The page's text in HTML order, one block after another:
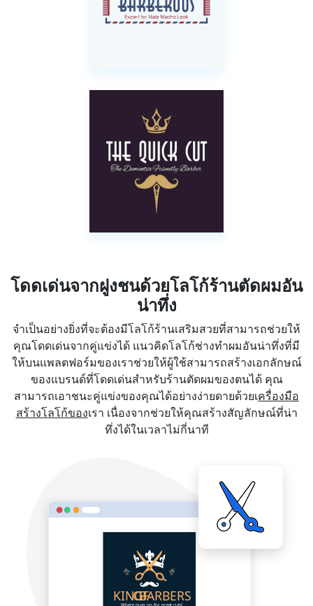
โดดเด่นจากฝูงชนด้วยโลโก้ร้านตัดผมอัน
น่าทึ่ง
จำเป็นอย่างยิ่งที่จะต้องมีโลโก้ร้านเสริมสวยที่สามารถช่วยให้
คุณโดดเด่นจากคู่แข่งได้ แนวคิดโลโก้ช่างทำผมอันน่าทึ่งที่มี
ให้บนแพลตฟอร์มของเราช่วยให้ผู้ใช้สามารถสร้างเอกลักษณ์
ของแบรนด์ที่โดดเด่นสำหรับร้านตัดผมของตนได้ คุณ
สามารถเอาชนะคู่แข่งของคุณได้อย่างง่ายดายด้วยเครื่องมือ
สร้างโลโก้ของเรา เนื่องจากช่วยให้คุณสร้างสัญลักษณ์ที่น่า
ทึ่งได้ในเวลาไม่กี่นาที